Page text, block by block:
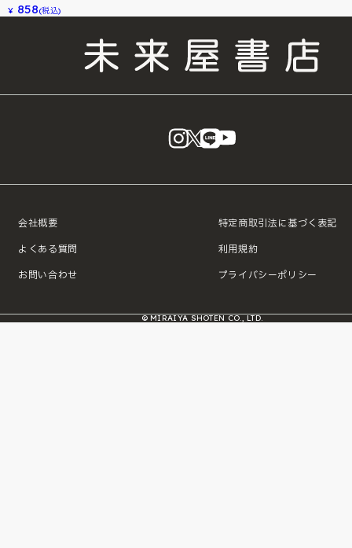
¥ 858(税込)
instagram
X LINE
会社概要
よくある質問
お問い合わせ
特定商取引法に基づく表記
利用規約
プライバシーポリシー
© MIRAIYA SHOTEN CO., LTD.